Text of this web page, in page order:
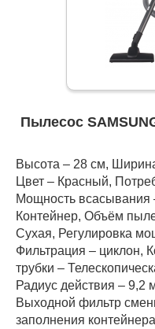
Пылесос
Высота – 28 см,
Цвет – Красный,
Мощность всасывания
Контейнер, Объём
Сухая, Регулировка
Фильтрация – циклон,
трубки –
Радиус действия – 9,2
Выходной фильтр
заполнения